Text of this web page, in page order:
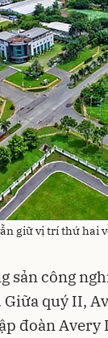
giữ vị trí thứ hai
sản công
quý II,
đoàn Avery